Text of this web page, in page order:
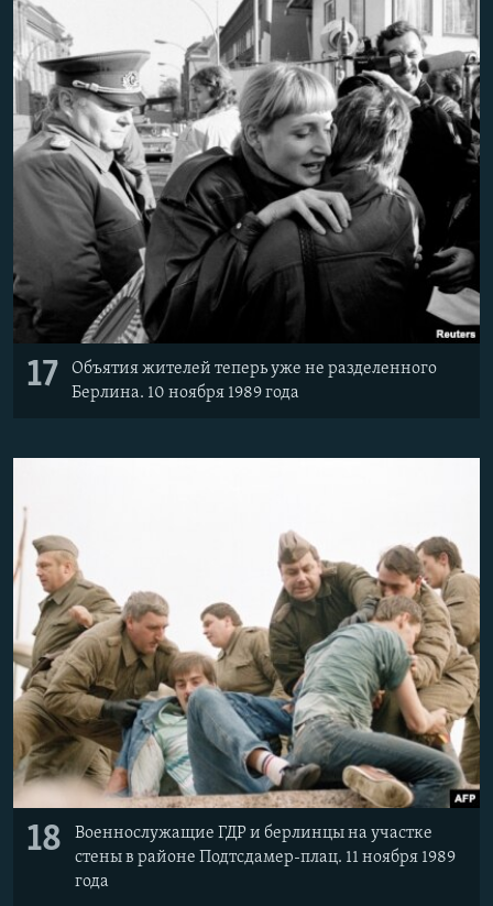
17
Объятия жителей теперь уже не разделенного
Берлина. 10 ноября 1989 года
18
Военнослужащие ГДР и берлинцы на участке
стены в районе Подтсдамер-плац. 11 ноября 1989
года